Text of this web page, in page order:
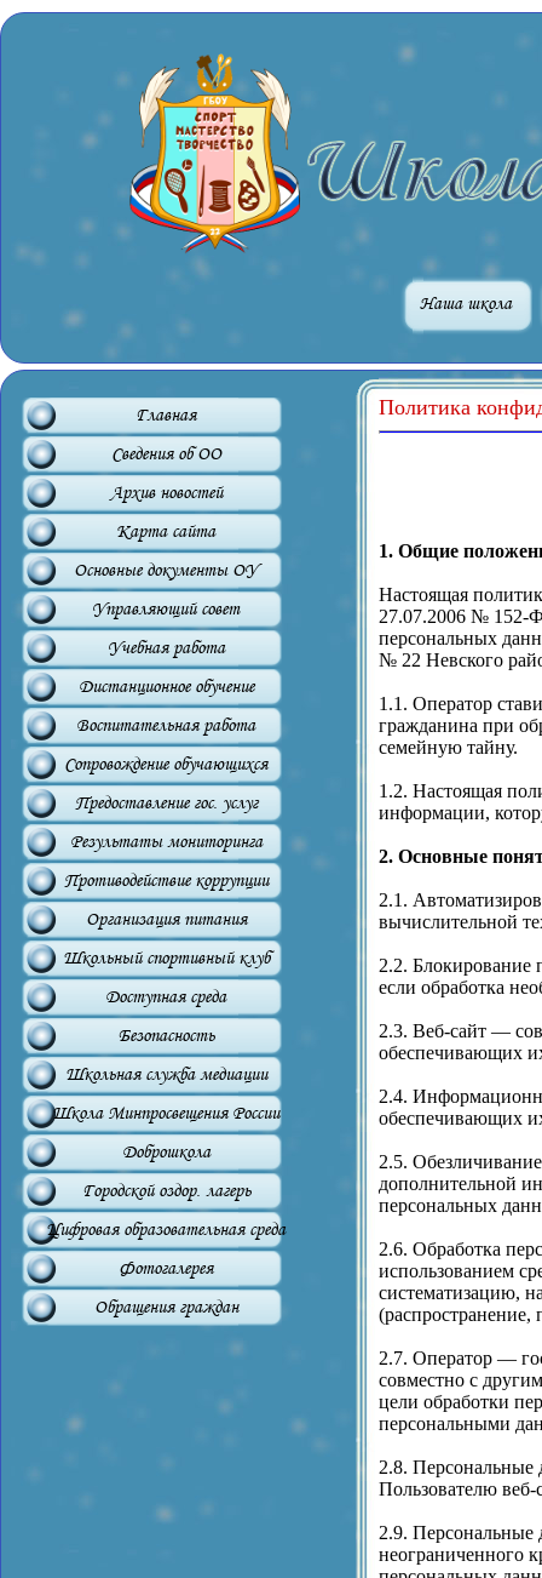
Наша школа
Главная
Сведения об ОО
Архив новостей
Карта сайта
Основные документы ОУ
Управляющий совет
Учебная работа
Дистанционное обучение
Воспитательная работа
Сопровождение обучающихся
Предоставление гос. услуг
Результаты мониторинга
Противодействие коррупции
Организация питания
Школьный спортивный клуб
Доступная среда
Безопасность
Школьная служба медиации
Школа Минпросвещения России
Доброшкола
Городской оздор. лагерь
Цифровая образовательная среда
Фотогалерея
Обращения граждан
Политика
1. Общие
Настоящая
27.07.2006 № 152-
персональных
№ 22 Невского
1.1. Оператор
гражданина при
семейную тайну.
1.2. Настоящая
информации,
2. Основные
2.1.
вычислительной
2.2. Блокирование
если обработка
2.3. Веб-сайт —
обеспечивающих
2.4.
обеспечивающих
2.5.
дополнительной
персональных
2.6. Обработка
использованием
систематизацию,
(распространение,
2.7. Оператор —
совместно с
цели обработки
персональными
2.8. Персональные
Пользователю веб-
2.9. Персональные
неограниченного